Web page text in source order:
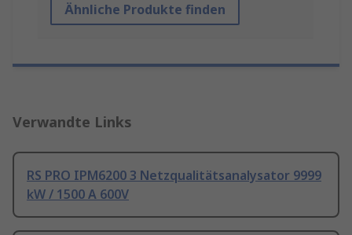
Ähnliche Produkte finden
Verwandte Links
RS PRO IPM6200 3 Netzqualitätsanalysator 9999
kW / 1500 A 600V